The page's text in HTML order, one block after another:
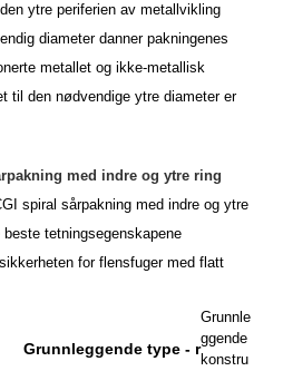
ytre periferien av metallvikling
diameter danner pakningenes
metallet og ikke-metallisk
til den nødvendige ytre diameter er
med indre og ytre ring
spiral sårpakning med indre og ytre
tetningsegenskapene
for flensfuger med flatt
Grunnleggende type - r
Grunnle
ggende
konstru